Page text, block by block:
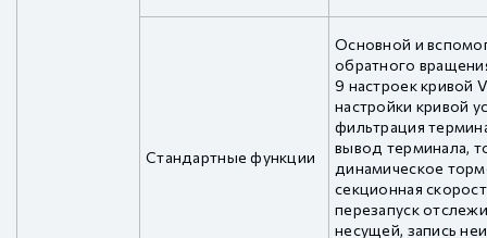
Стандартные функции
Основной и
обратного
9 настроек кривой
настройки кривой
фильтрация
вывод терминала,
динамическое
секционная
перезапуск
несущей, запись